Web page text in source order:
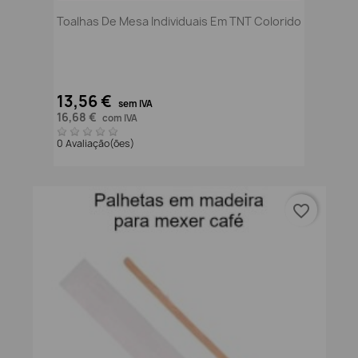
Toalhas De Mesa Individuais Em TNT Colorido
13,56 € sem IVA
16,68 € com IVA
0 Avaliação(ões)
favorite_border